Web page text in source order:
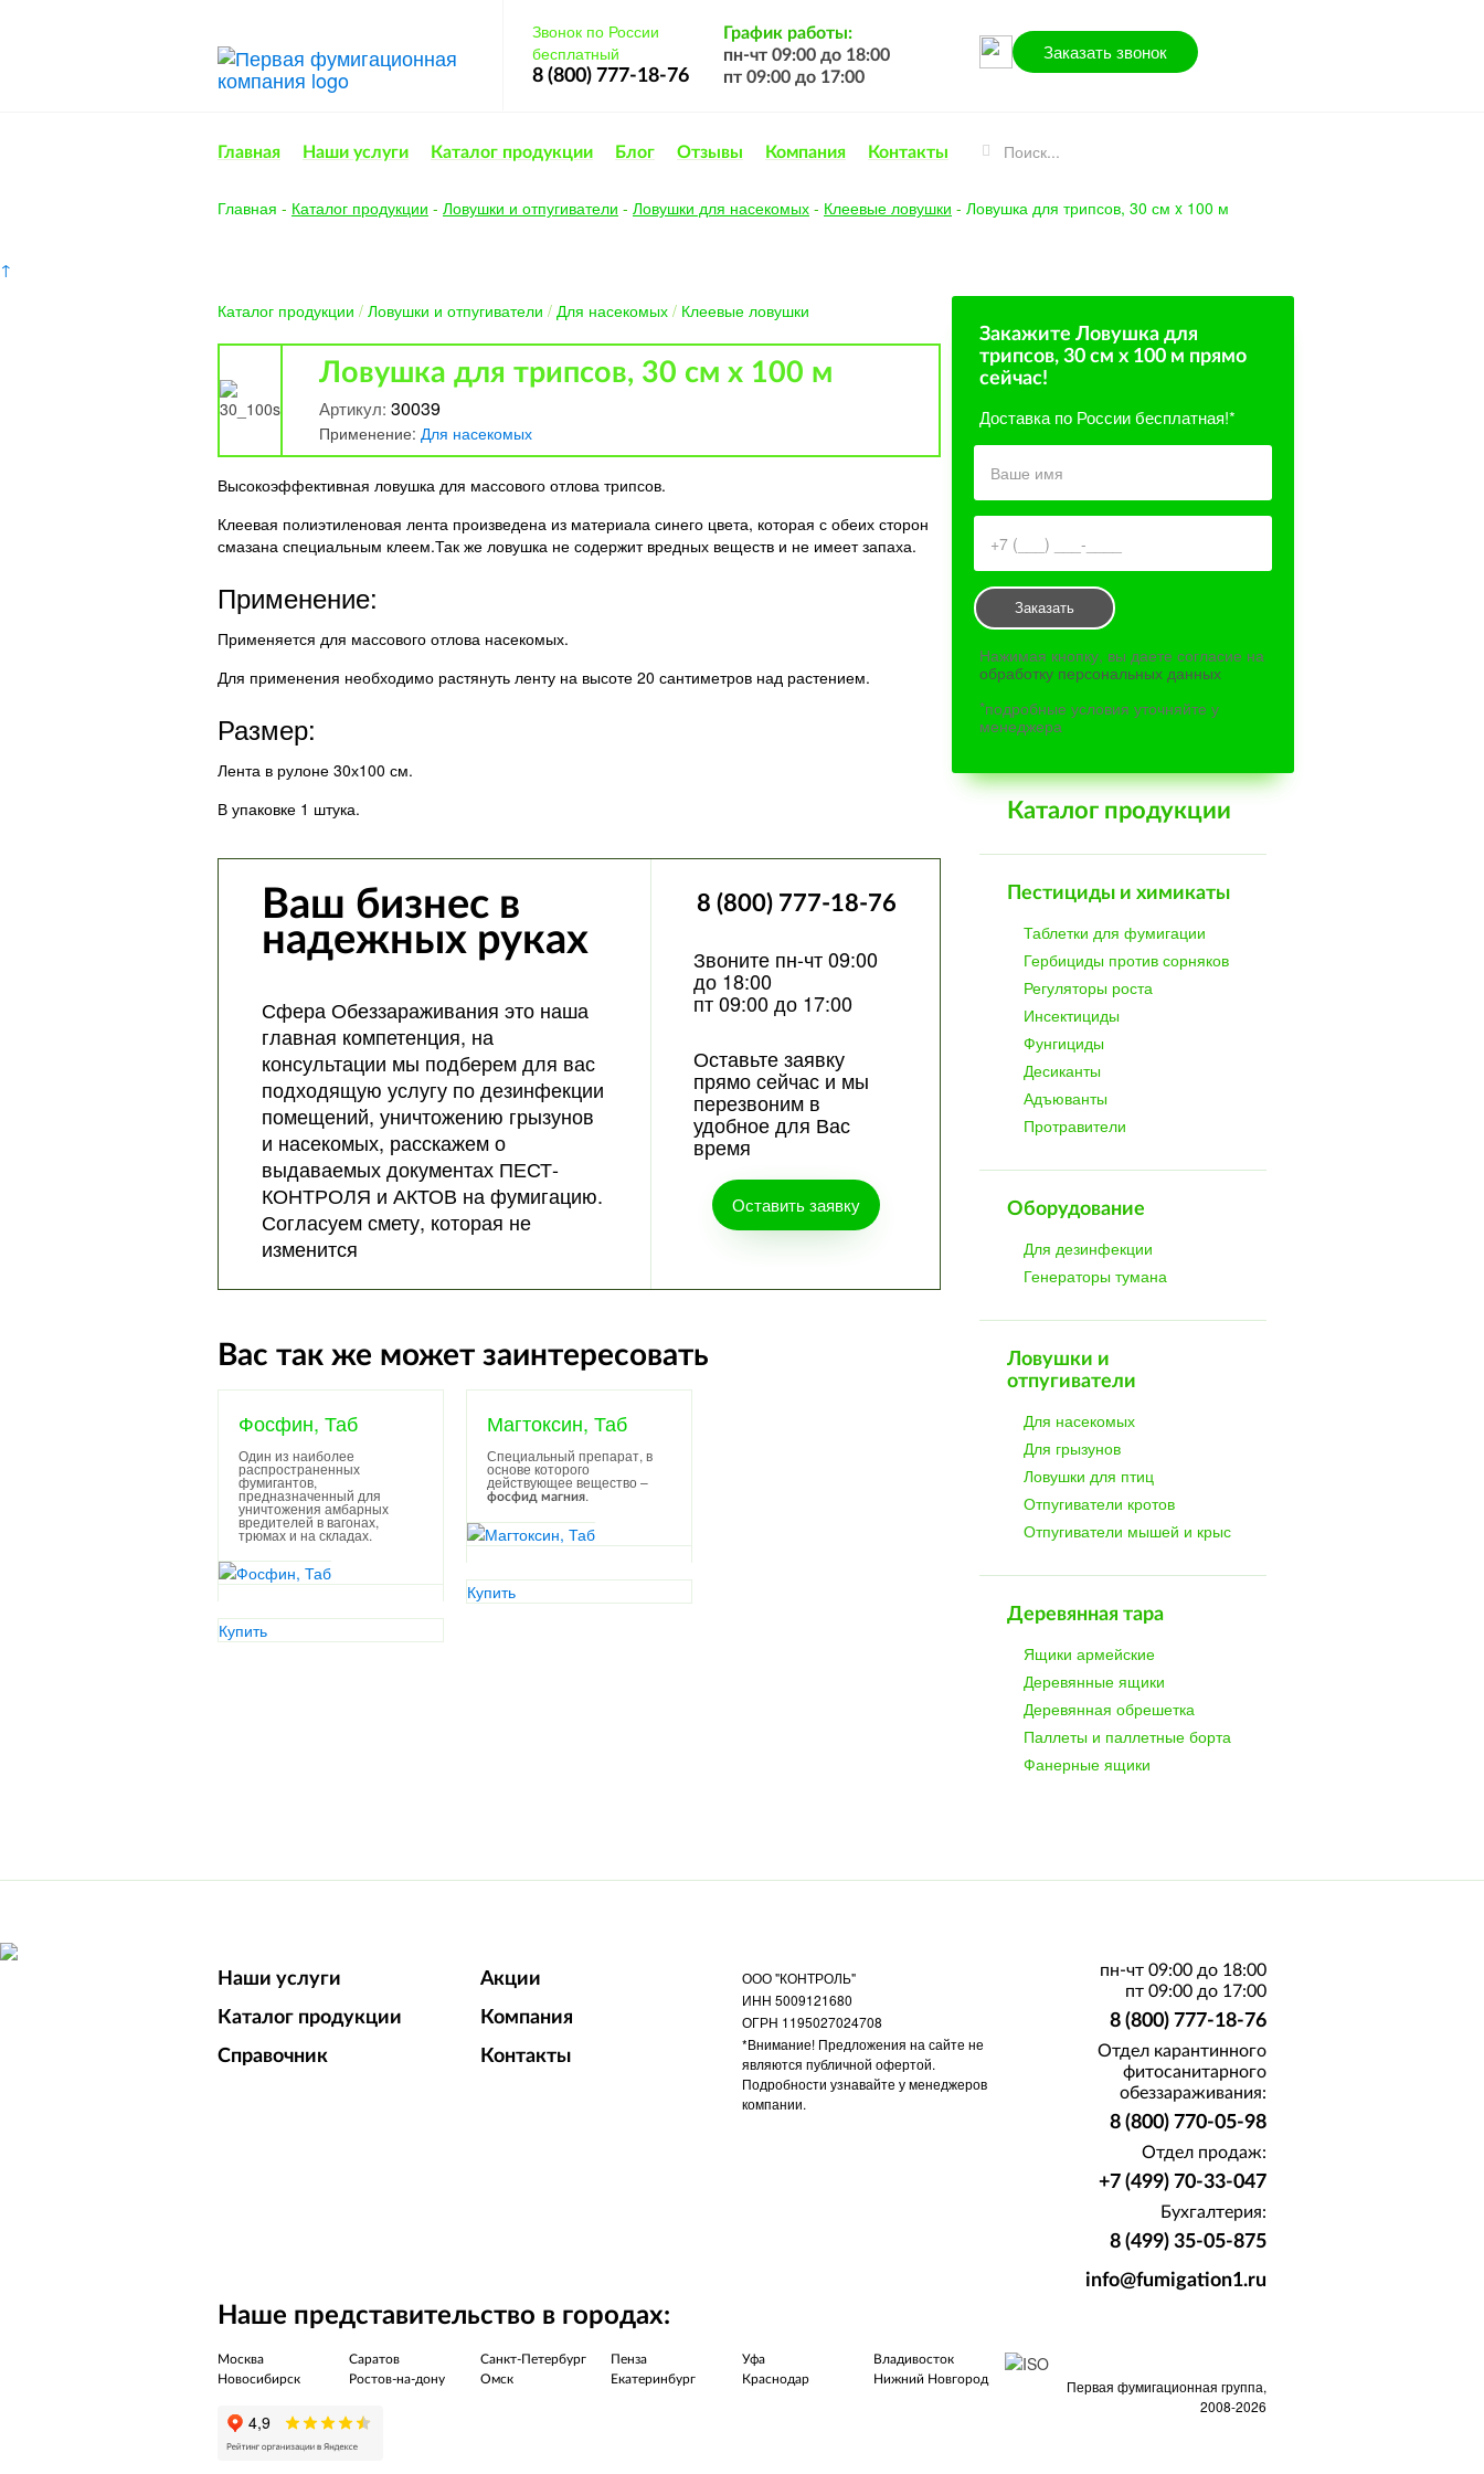
Звонок по России
бесплатный
8 (800) 777-18-76
График работы:
пн-чт 09:00 до 18:00
пт 09:00 до 17:00
Заказать звонок
Главная Наши услуги Каталог продукции Блог Отзывы Компания Контакты
Главная - Каталог продукции - Ловушки и отпугиватели - Ловушки для насекомых - Клеевые ловушки - Ловушка для трипсов, 30 см x 100 м
↑
Каталог продукции / Ловушки и отпугиватели / Для насекомых / Клеевые ловушки
Ловушка для трипсов, 30 см x 100 м
Артикул: 30039
Применение: Для насекомых
Высокоэффективная ловушка для массового отлова трипсов.
Клеевая полиэтиленовая лента произведена из материала синего цвета, которая с обеих сторон
смазана специальным клеем.Так же ловушка не содержит вредных веществ и не имеет запаха.
Применение:
Применяется для массового отлова насекомых.
Для применения необходимо растянуть ленту на высоте 20 сантиметров над растением.
Размер:
Лента в рулоне 30х100 см.
В упаковке 1 штука.
Ваш бизнес в
надежных руках
Сфера Обеззараживания это наша
главная компетенция, на
консультации мы подберем для вас
подходящую услугу по дезинфекции
помещений, уничтожению грызунов
и насекомых, расскажем о
выдаваемых документах ПЕСТ-
КОНТРОЛЯ и АКТОВ на фумигацию.
Согласуем смету, которая не
изменится
8 (800) 777-18-76
Звоните пн-чт 09:00
до 18:00
пт 09:00 до 17:00
Оставьте заявку
прямо сейчас и мы
перезвоним в
удобное для Вас
время
Оставить заявку
Вас так же может заинтересовать
Фосфин, Таб
Один из наиболее
распространенных
фумигантов,
предназначенный для
уничтожения амбарных
вредителей в вагонах,
трюмах и на складах.
Купить
Магтоксин, Таб
Специальный препарат, в
основе которого
действующее вещество –
фосфид магния.
Купить
Закажите Ловушка для
трипсов, 30 см x 100 м прямо
сейчас!
Доставка по России бесплатная!*
Заказать
Нажимая кнопку, вы даете согласие на
обработку персональных данных
*подробные условия уточняйте у
менеджера
Каталог продукции
Пестициды и химикаты
Таблетки для фумигации
Гербициды против сорняков
Регуляторы роста
Инсектициды
Фунгициды
Десиканты
Адъюванты
Протравители
Оборудование
Для дезинфекции
Генераторы тумана
Ловушки и
отпугиватели
Для насекомых
Для грызунов
Ловушки для птиц
Отпугиватели кротов
Отпугиватели мышей и крыс
Деревянная тара
Ящики армейские
Деревянные ящики
Деревянная обрешетка
Паллеты и паллетные борта
Фанерные ящики
Наши услуги
Каталог продукции
Справочник
Акции
Компания
Контакты
ООО "КОНТРОЛЬ"
ИНН 5009121680
ОГРН 1195027024708
*Внимание! Предложения на сайте не
являются публичной офертой.
Подробности узнавайте у менеджеров
компании.
пн-чт 09:00 до 18:00
пт 09:00 до 17:00
8 (800) 777-18-76
Отдел карантинного
фитосанитарного
обеззараживания:
8 (800) 770-05-98
Отдел продаж:
+7 (499) 70-33-047
Бухгалтерия:
8 (499) 35-05-875
info@fumigation1.ru
Наше представительство в городах:
Москва
Новосибирск
Саратов
Ростов-на-дону
Санкт-Петербург
Омск
Пенза
Екатеринбург
Уфа
Краснодар
Владивосток
Нижний Новгород
Первая фумигационная группа,
2008-2026